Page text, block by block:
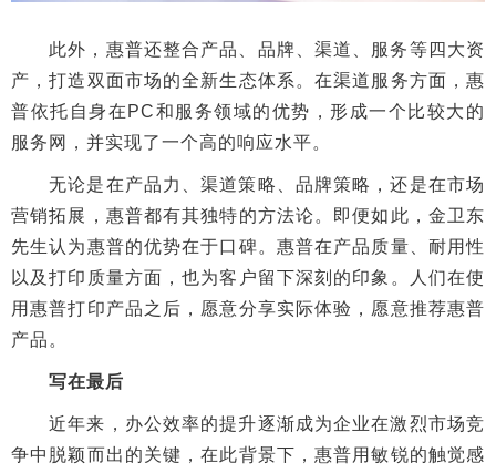
此外，惠普还整合产品、品牌、渠道、服务等四大资
产，打造双面市场的全新生态体系。在渠道服务方面，惠
普依托自身在PC和服务领域的优势，形成一个比较大的
服务网，并实现了一个高的响应水平。
无论是在产品力、渠道策略、品牌策略，还是在市场
营销拓展，惠普都有其独特的方法论。即便如此，金卫东
先生认为惠普的优势在于口碑。惠普在产品质量、耐用性
以及打印质量方面，也为客户留下深刻的印象。人们在使
用惠普打印产品之后，愿意分享实际体验，愿意推荐惠普
产品。
写在最后
近年来，办公效率的提升逐渐成为企业在激烈市场竞
争中脱颖而出的关键，在此背景下，惠普用敏锐的触觉感